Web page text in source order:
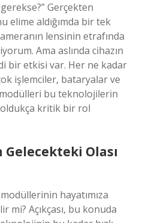
Gerçekten
elime aldığımda bir tek
lensinin etrafında
Ama aslında cihazın
bir etkisi var. Her ne kadar
işlemciler, bataryalar ve
bu teknolojilerin
kritik bir rol
Olası
hayatımıza
mi? Açıkçası, bu konuda